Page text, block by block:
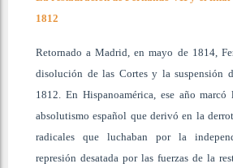
1812
Retornado a Madrid, en mayo de 1814,
disolución de las Cortes y la suspensión
1812. En Hispanoamérica, ese año
absolutismo español que derivó en la
radicales que luchaban por la
represión desatada por las fuerzas de la